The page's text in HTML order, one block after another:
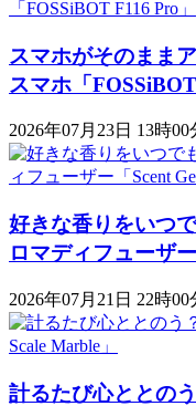
スマホがそのまま
スマホ「FOSSiBOT
2026年07月23日 13時00
好きな香りをいつ
ロマディフューザー
2026年07月21日 22時00
計るたび心ととの